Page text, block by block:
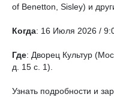
of Benetton, Sisley) и
Когда: 16 Июля 2026 /
Где: Дворец Культур
д. 15 с. 1).
Узнать подробности и